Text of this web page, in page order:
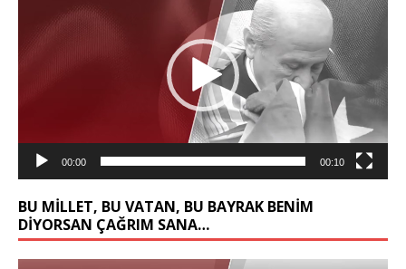
00:00 00:10
BU MİLLET, BU VATAN, BU BAYRAK BENİM
DİYORSAN ÇAĞRIM SANA…